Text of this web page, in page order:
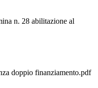
n. 28 abilitazione al
doppio finanziamento.pdf